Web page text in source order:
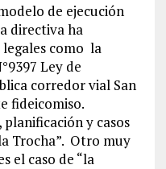
de ejecución
directiva ha
como la
Ley de
corredor vial San
fideicomiso.
y casos
Trocha”. Otro muy
el caso de “la